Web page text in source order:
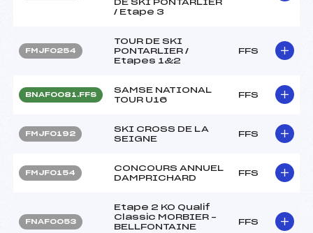
DE SKI PONTARLIER
/ Etape 3
FMJF0254
TOUR DE SKI
PONTARLIER /
Etapes 1&2
FFS
BNAF0081.FFS
SAMSE NATIONAL
TOUR U16
FFS
FMJF0192
SKI CROSS DE LA
SEIGNE
FFS
FMJF0154
CONCOURS ANNUEL
DAMPRICHARD
FFS
FNAF0053
Etape 2 KO Qualif
Classic MORBIER –
BELLFONTAINE
FFS